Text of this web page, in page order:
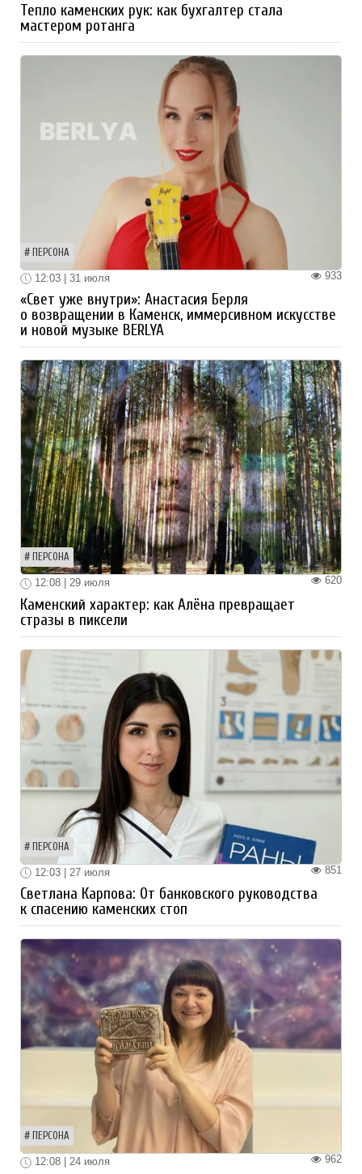
Тепло каменских рук: как бухгалтер стала
мастером ротанга
ПЕРСОНА
933
12:03 | 31 июля
«Свет уже внутри»: Анастасия Берля
о возвращении в Каменск, иммерсивном искусстве
и новой музыке BERLYA
ПЕРСОНА
620
12:08 | 29 июля
Каменский характер: как Алёна превращает
стразы в пиксели
ПЕРСОНА
851
12:03 | 27 июля
Светлана Карпова: От банковского руководства
к спасению каменских стоп
ПЕРСОНА
962
12:08 | 24 июля